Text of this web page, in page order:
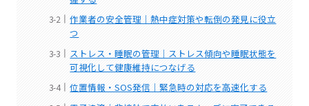
作業者の安全管理｜熱中症対策や転倒の発見に役立
つ
ストレス・睡眠の管理｜ストレス傾向や睡眠状態を
可視化して健康維持につなげる
位置情報・SOS発信｜緊急時の対応を高速化する